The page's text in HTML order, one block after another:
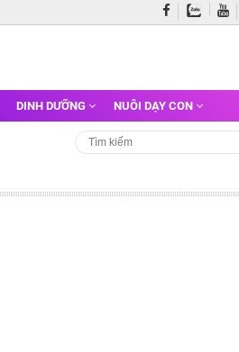
DINH DƯỠNG NUÔI DẠY CON